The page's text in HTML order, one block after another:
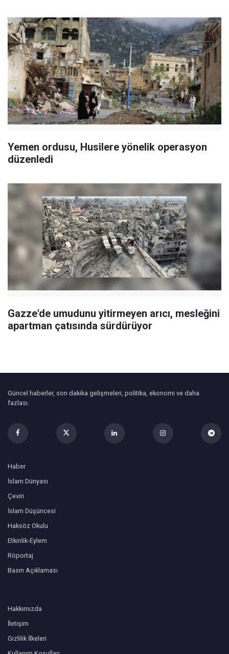
Yemen ordusu, Husilere yönelik operasyon
düzenledi
Gazze'de umudunu yitirmeyen arıcı, mesleğini
apartman çatısında sürdürüyor
Güncel haberler, son dakika gelişmeleri, politika, ekonomi ve daha
fazlası.
Haber
İslam Dünyası
Çeviri
İslam Düşüncesi
Haksöz Okulu
Etkinlik-Eylem
Röportaj
Basın Açıklaması
Hakkımızda
İletişim
Gizlilik İlkeleri